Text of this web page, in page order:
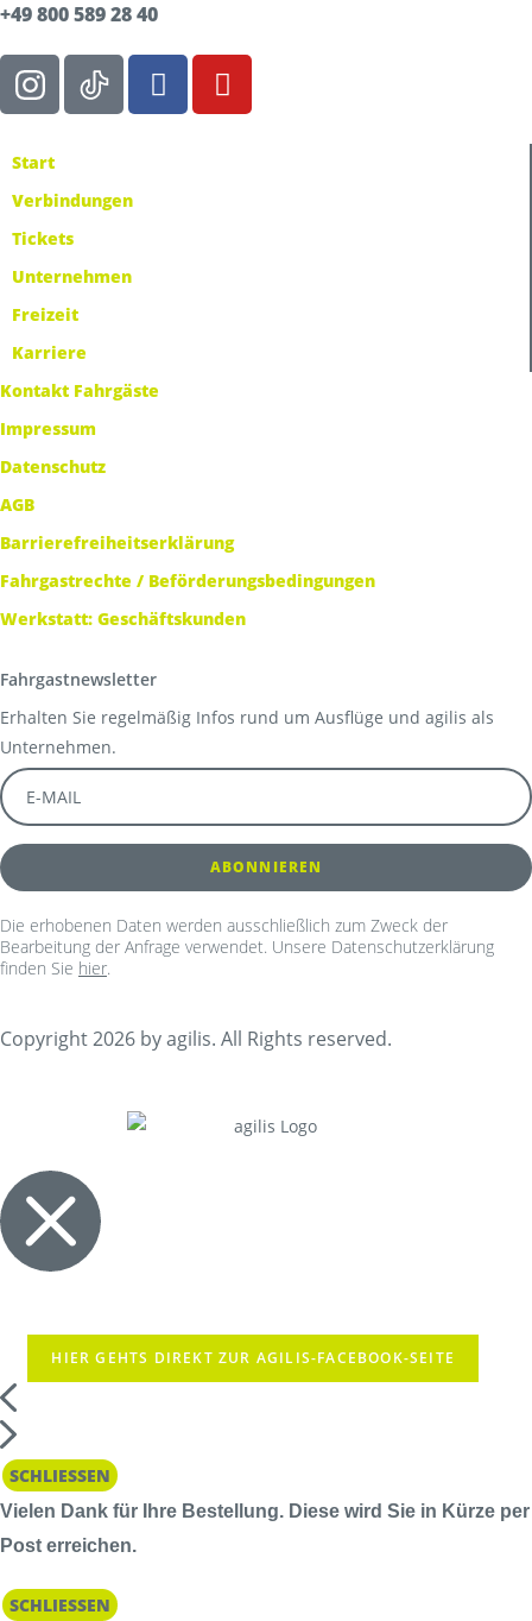
+49 800 589 28 40
Start
Verbindungen
Tickets
Unternehmen
Freizeit
Karriere
Kontakt Fahrgäste
Impressum
Datenschutz
AGB
Barrierefreiheitserklärung
Fahrgastrechte / Beförderungsbedingungen
Werkstatt: Geschäftskunden
Fahrgastnewsletter
Erhalten Sie regelmäßig Infos rund um Ausflüge und agilis als
Unternehmen.
Die erhobenen Daten werden ausschließlich zum Zweck der
Bearbeitung der Anfrage verwendet. Unsere Datenschutzerklärung
finden Sie hier.
Copyright 2026 by agilis. All Rights reserved.
HIER GEHTS DIREKT ZUR AGILIS-FACEBOOK-SEITE
SCHLIESSEN
Vielen Dank für Ihre Bestellung. Diese wird Sie in Kürze per
Post erreichen.
SCHLIESSEN